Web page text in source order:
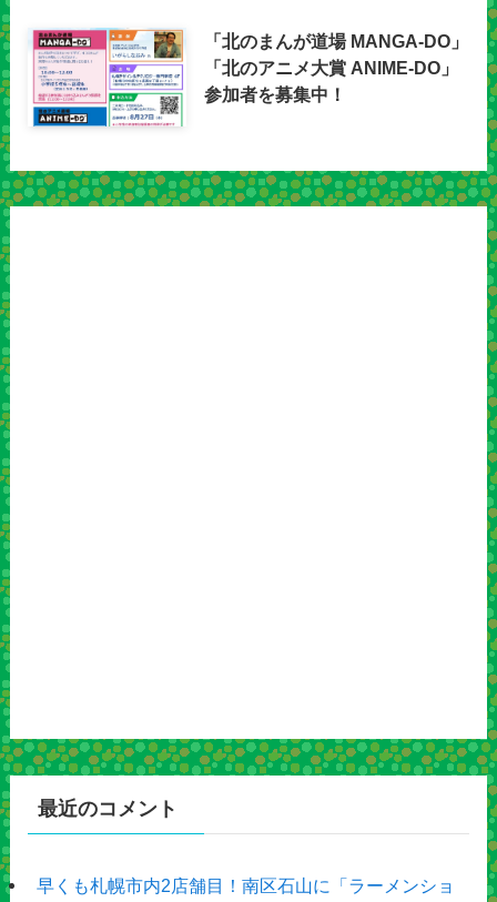
「北のまんが道場 MANGA-DO」
「北のアニメ大賞 ANIME-DO」
参加者を募集中！
最近のコメント
早くも札幌市内2店舗目！南区石山に「ラーメンショ